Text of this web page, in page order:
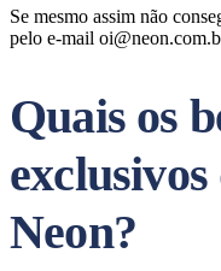
Se mesmo assim não
pelo e-mail
Quais os
Neon?